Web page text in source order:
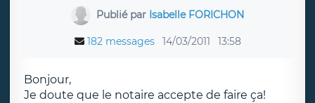
Publié par Isabelle FORICHON
182 messages 14/03/2011 13:58
Bonjour,
Je doute que le notaire accepte de faire ça!